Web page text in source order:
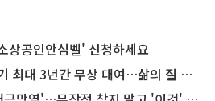
상공인안심벨' 신청하세요
대 3년간 무상 대여…삶의 질 높인다